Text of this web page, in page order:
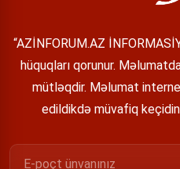
“AZİNFORUM.AZ
hüquqları qorunur.
mütləqdir. Məlumat
edildikdə müvafiq